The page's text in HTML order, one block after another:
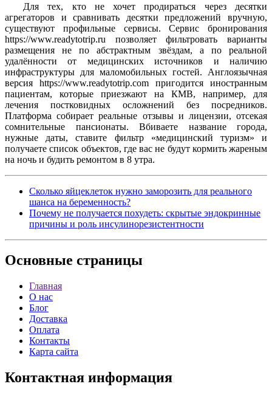
Для тех, кто не хочет продираться через десятки
агрегаторов и сравнивать десятки предложений вручную,
существуют профильные сервисы. Сервис бронирования
https://www.readytotrip.ru позволяет фильтровать варианты
размещения не по абстрактным звёздам, а по реальной
удалённости от медицинских источников и наличию
инфраструктуры для маломобильных гостей. Англоязычная
версия https://www.readytotrip.com пригодится иностранным
пациентам, которые приезжают на КМВ, например, для
лечения постковидных осложнений без посредников.
Платформа собирает реальные отзывы и лицензии, отсекая
сомнительные пансионаты. Вбиваете название города,
нужные даты, ставите фильтр «медицинский туризм» и
получаете список объектов, где вас не будут кормить жареным
на ночь и будить ремонтом в 8 утра.
Сколько яйцеклеток нужно заморозить для реального
шанса на беременность?
Почему не получается похудеть: скрытые эндокринные
причины и роль инсулинорезистентности
Основные страницы
Главная
О нас
Блог
Доставка
Оплата
Контакты
Карта сайта
Контактная информация